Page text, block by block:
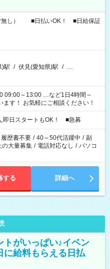
無し） ■日払いOK！ ■日給保証
)駅 / 伏見(愛知県)駅 / …
…など1日4時間～
います！ お気軽にご相談ください！
即日スタートもOK！ ■急募
履歴書不要 / 40～50代活躍中 / 副
の大量募集 / 電話対応なし / パソコ
する 詳細へ
トがいっぱい♪イベン
に給料もらえる日払